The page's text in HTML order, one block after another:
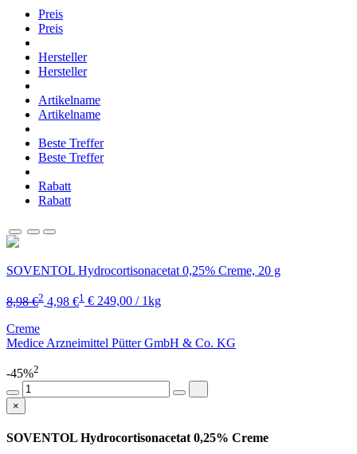
Preis
Preis
Hersteller
Hersteller
Artikelname
Artikelname
Beste Treffer
Beste Treffer
Rabatt
Rabatt
SOVENTOL Hydrocortisonacetat 0,25% Creme, 20 g
8,98 €2 4,98 €1 € 249,00 / 1kg
Creme
Medice Arzneimittel Pütter GmbH & Co. KG
-45%2
×
SOVENTOL Hydrocortisonacetat 0,25% Creme